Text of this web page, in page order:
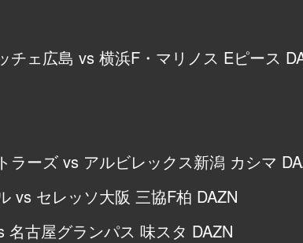
チェ広島 vs 横浜F・マリノス Eピース
ラーズ vs アルビレックス新潟 カシマ
vs セレッソ大阪 三協F柏 DAZN
名古屋グランパス 味スタ DAZN